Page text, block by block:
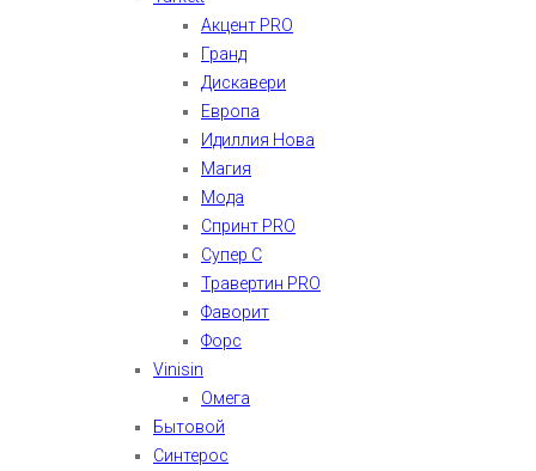
Акцент PRO
Гранд
Дискавери
Европа
Идиллия Нова
Магия
Мода
Спринт PRO
Супер С
Травертин PRO
Фаворит
Форс
Vinisin
Омега
Бытовой
Синтерос